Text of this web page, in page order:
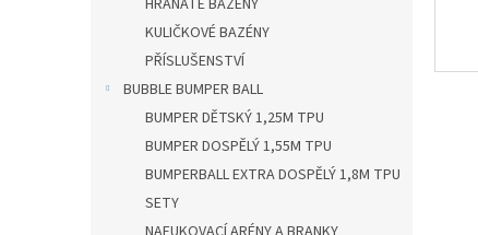
HRANATÉ BAZÉNY
KULIČKOVÉ BAZÉNY
PŘÍSLUŠENSTVÍ
BUBBLE BUMPER BALL
BUMPER DĚTSKÝ 1,25M TPU
BUMPER DOSPĚLÝ 1,55M TPU
BUMPERBALL EXTRA DOSPĚLÝ 1,8M TPU
SETY